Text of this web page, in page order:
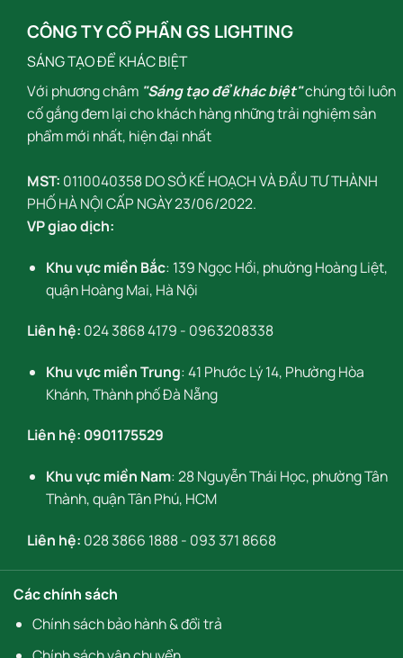
CÔNG TY CỔ PHẦN GS LIGHTING
SÁNG TẠO ĐỂ KHÁC BIỆT
Với phương châm "Sáng tạo để khác biệt"chúng tôi luôn
cố gắng đem lại cho khách hàng những trải nghiệm sản
phẩm mới nhất, hiện đại nhất
MST: 0110040358 DO SỞ KẾ HOẠCH VÀ ĐẦU TƯ THÀNH
PHỐ HÀ NỘI CẤP NGÀY 23/06/2022.
VP giao dịch:
Khu vực miền Bắc: 139 Ngọc Hồi, phường Hoàng Liệt,
quận Hoàng Mai, Hà Nội
Liên hệ: 024 3868 4179 - 0963208338
Khu vực miền Trung: 41 Phước Lý 14, Phường Hòa
Khánh, Thành phố Đà Nẵng
Liên hệ: 0901175529
Khu vực miền Nam: 28 Nguyễn Thái Học, phường Tân
Thành, quận Tân Phú, HCM
Liên hệ: 028 3866 1888- 093 371 8668
Các chính sách
Chính sách bảo hành & đổi trả